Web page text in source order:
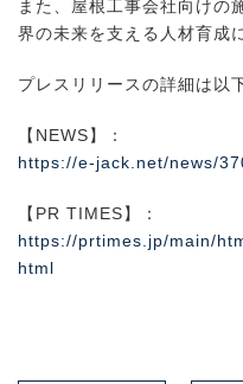
また、屋根工事会社向けの
界の未来を支える人材育成
プレスリリースの詳細は以
【NEWS】：
https://e-jack.net/news/
【PR TIMES】：
https://prtimes.jp/main/
html